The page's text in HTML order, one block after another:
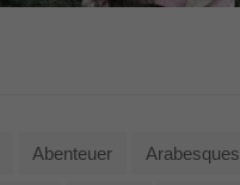
Abenteuer Arabesques